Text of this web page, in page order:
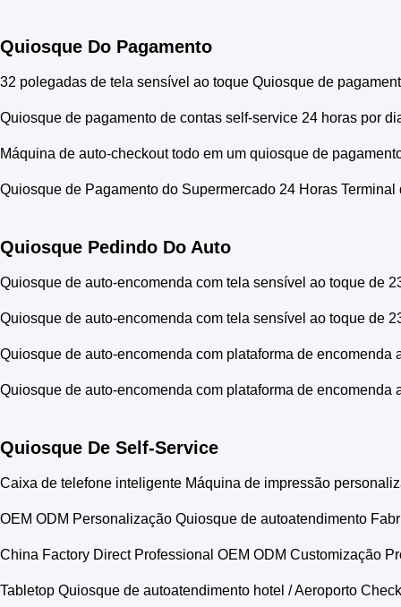
Quiosque Do Pagamento
32 polegadas de tela sensível ao toque Quiosque de
Quiosque de pagamento de contas self-service 24 horas por
Máquina de auto-checkout todo em um quiosque de
Quiosque de Pagamento do Supermercado 24 Horas
Quiosque Pedindo Do Auto
Quiosque de auto-encomenda com tela sensível ao toque de
Quiosque de auto-encomenda com tela sensível ao toque de
Quiosque de auto-encomenda com plataforma de encomenda
Quiosque de auto-encomenda com plataforma de encomenda
Quiosque De Self-Service
Caixa de telefone inteligente Máquina de impressão
OEM ODM Personalização Quiosque de autoatendimento
China Factory Direct Professional OEM ODM Customização
Tabletop Quiosque de autoatendimento hotel / Aeroporto